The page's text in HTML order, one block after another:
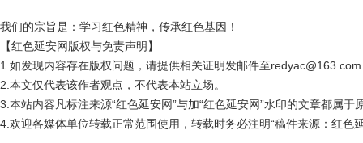
我们的宗旨是：学习红色精神，传承红色基因！
【红色延安网版权与免责声明】
1.如发现内容存在版权问题，请提供相关证明发邮件至
2.本文仅代表该作者观点，不代表本站立场。
3.本站内容凡标注来源“红色延安网”与加“红色延安网”水印的文章都属
4.欢迎各媒体单位转载正常范围使用，转载时务必注明“稿件来源：红色